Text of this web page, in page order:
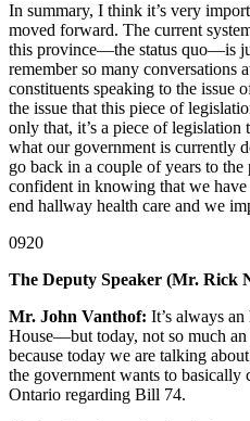
In summary, I think it’s very
moved forward. The current
this province—the status quo—is
remember so many conversations
constituents speaking to the issue
the issue that this piece of
only that, it’s a piece of
what our government is currently
go back in a couple of years to
confident in knowing that we
end hallway health care and we
0920
The Deputy Speaker (Mr. Rick
Mr. John Vanthof: It’s always
House—but today, not so much an
because today we are talking
the government wants to
Ontario regarding Bill 74.